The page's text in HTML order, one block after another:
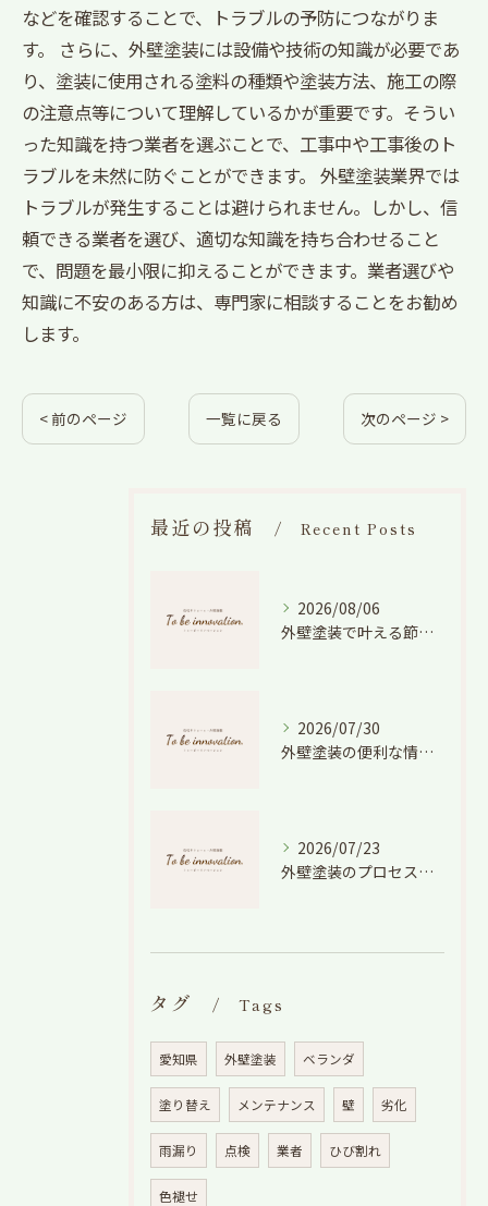
などを確認することで、トラブルの予防につながりま
す。 さらに、外壁塗装には設備や技術の知識が必要であ
り、塗装に使用される塗料の種類や塗装方法、施工の際
の注意点等について理解しているかが重要です。そうい
った知識を持つ業者を選ぶことで、工事中や工事後のト
ラブルを未然に防ぐことができます。 外壁塗装業界では
トラブルが発生することは避けられません。しかし、信
頼できる業者を選び、適切な知識を持ち合わせること
で、問題を最小限に抑えることができます。業者選びや
知識に不安のある方は、専門家に相談することをお勧め
します。
< 前のページ 一覧に戻る 次のページ >
最近の投稿 Recent Posts
2026/08/06
外壁塗装で叶える節電効果と愛知県の相場や色選びのポイントを徹底解説
2026/07/30
外壁塗装の便利な情報と失敗しない色や費用判断のコツを徹底解説
2026/07/23
外壁塗装のプロセスを愛知県でスムーズに進めるための工程と費用徹底解説
タグ Tags
愛知県 外壁塗装 ベランダ
塗り替え メンテナンス 壁 劣化
雨漏り 点検 業者 ひび割れ
色褪せ